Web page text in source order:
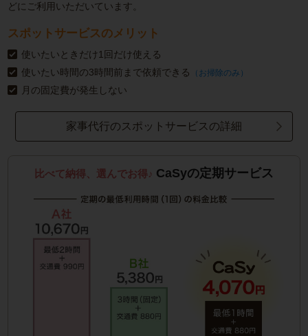
どにご利用いただいています。
スポットサービスのメリット
使いたいときだけ1回だけ使える
使いたい時間の3時間前まで依頼できる
（お掃除のみ）
月の固定費が発生しない
家事代行のスポットサービスの詳細
比べて納得、選んでお得♪ CaSyの定期サービス